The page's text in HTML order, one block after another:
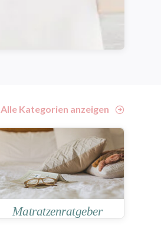
Alle Kategorien anzeigen
Matratzenratgeber